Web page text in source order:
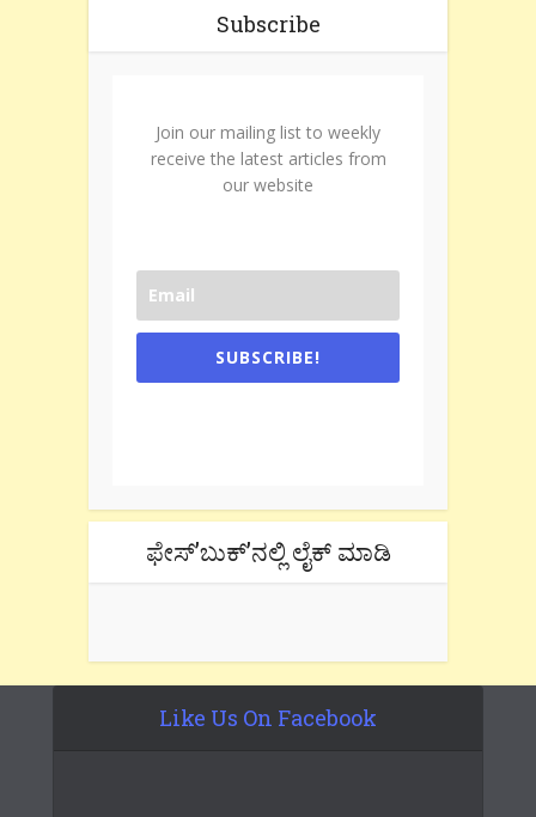
Subscribe
Join our mailing list to weekly
receive the latest articles from
our website
SUBSCRIBE!
ಫೇಸ್’ಬುಕ್’ನಲ್ಲಿ ಲೈಕ್ ಮಾಡಿ
Like Us On Facebook